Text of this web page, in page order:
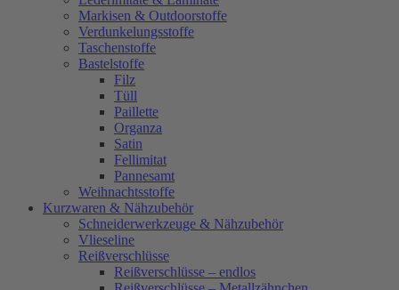
Markisen & Outdoorstoffe
Verdunkelungsstoffe
Taschenstoffe
Bastelstoffe
Filz
Tüll
Paillette
Organza
Satin
Fellimitat
Pannesamt
Weihnachtsstoffe
Kurzwaren & Nähzubehör
Schneiderwerkzeuge & Nähzubehör
Vlieseline
Reißverschlüsse
Reißverschlüsse – endlos